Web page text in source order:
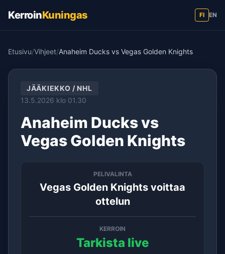
KerroinKuningas FI EN
Etusivu/Vihjeet/Anaheim Ducks vs Vegas Golden Knights
JÄÄKIEKKO / NHL
13.5.2026 klo 01.30
Anaheim Ducks vs
Vegas Golden Knights
PELIVALINTA
Vegas Golden Knights voittaa
ottelun
KERROIN
Tarkista live